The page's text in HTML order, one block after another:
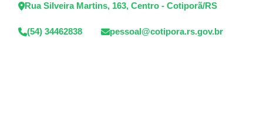
Rua Silveira Martins, 163, Centro - Cotiporã/RS
(54) 34462838 pessoal@cotipora.rs.gov.br